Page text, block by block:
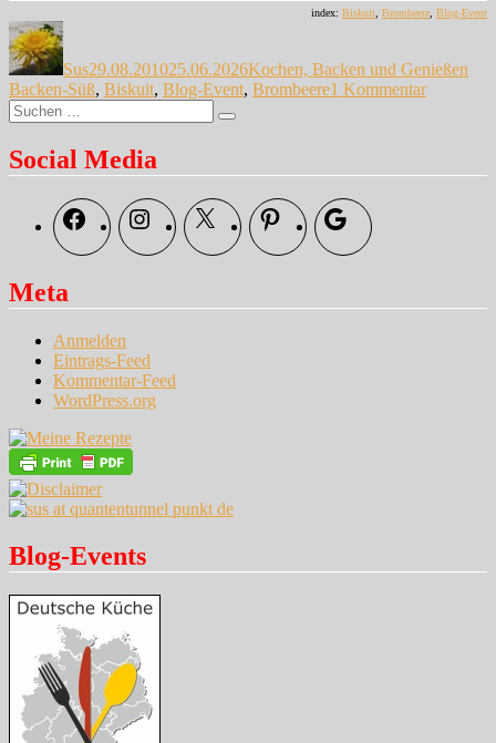
index: Biskuit, Brombeere, Blog-Event
Autor
Sus29.08.201025.06.2026Kochen, Backen und Genießen
Backen-Süß, Biskuit, Blog-Event, Brombeere1 Kommentarzu
Suche
nach:
Suchen
Social Media
FacebookInstagramX Pinterest Google
Meta
Anmelden
Eintrags-Feed
Kommentar-Feed
WordPress.org
Blog-Events